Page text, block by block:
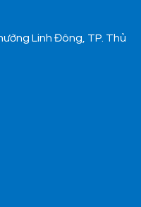
Linh Đông, TP. Thủ